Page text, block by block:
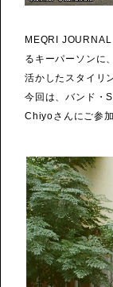
MEQRI
るキーパーソンに
活かしたスタイリ
今回は、バンド・
Chiyoさんにご参